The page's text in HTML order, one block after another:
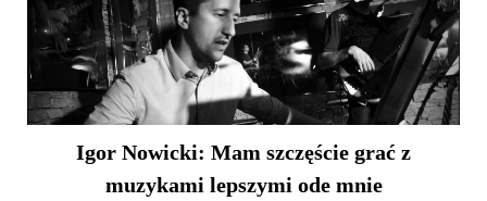
Igor Nowicki: Mam szczęście grać z
muzykami lepszymi ode mnie